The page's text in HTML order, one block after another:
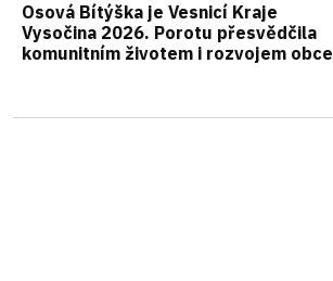
Osová Bítýška je Vesnicí Kraje
Vysočina 2026. Porotu přesvědčila
komunitním životem i rozvojem obce